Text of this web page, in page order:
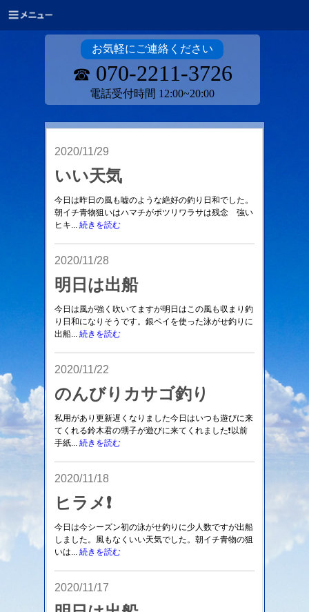
お気軽にご連絡ください
☎ 070-2211-3726
電話受付時間 12:00~20:00
2020/11/29
いい天気
今日は昨日の風も嘘のような絶好の釣り日和でした。
朝イチ青物狙いはハマチがポツリワラサは残念 強い
ヒキ... 続きを読む
2020/11/28
明日は出船
今日は風が強く吹いてますが明日はこの風も収まり釣
り日和になりそうです。銀ペイを使った泳がせ釣りに
出船... 続きを読む
2020/11/22
のんびりカサゴ釣り
私用があり更新遅くなりました今日はいつも遊びに来
てくれる鈴木君の甥子が遊びに来てくれました❗以前
手紙... 続きを読む
2020/11/18
ヒラメ❗
今日は今シーズン初の泳がせ釣りに少人数ですが出船
しました。風もなくいい天気でした。朝イチ青物の狙
いは... 続きを読む
2020/11/17